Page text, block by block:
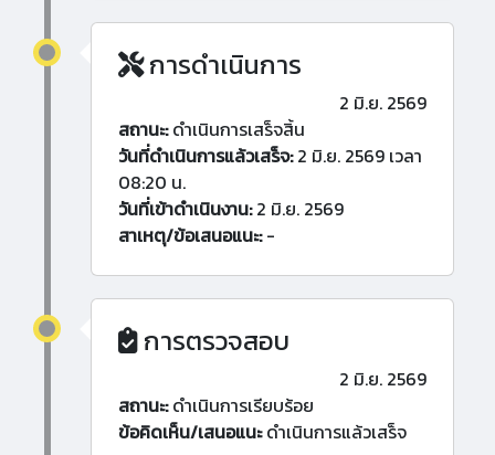
การดำเนินการ
2 มิ.ย. 2569
สถานะ:ดำเนินการเสร็จสิ้น
วันที่ดำเนินการแล้วเสร็จ:2 มิ.ย. 2569 เวลา
08:20 น.
วันที่เข้าดำเนินงาน:2 มิ.ย. 2569
สาเหตุ/ข้อเสนอแนะ:-
การตรวจสอบ
2 มิ.ย. 2569
สถานะ:ดำเนินการเรียบร้อย
ข้อคิดเห็น/เสนอแนะดำเนินการแล้วเสร็จ